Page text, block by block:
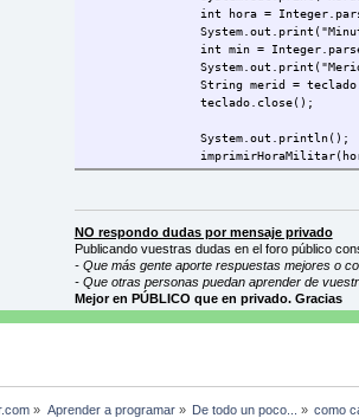
int hora =
int min =
String merid =
teclado.close();
System.out.println();
private static void
if (horas ==
horas
}
NO respondo dudas por mensaje privado
Publicando vuestras dudas en el foro público
- Que más gente aporte respuestas mejores o
- Que otras personas puedan aprender de
Mejor en PÚBLICO que en privado. Gracias
» Aprender a programar» De todo un poco... » como